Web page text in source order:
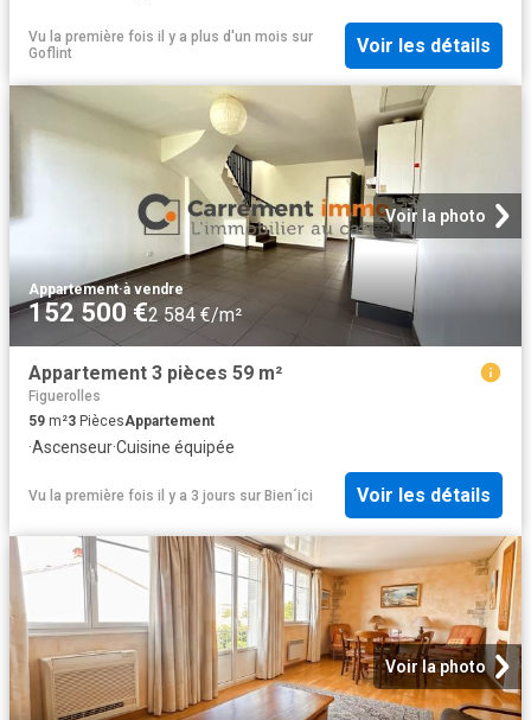
Vu la première fois il y a plus d'un mois sur
Goflint
Voir les détails
Voir la photo
Appartement·à vendre
152 500 €2 584 €/m²
Appartement 3 pièces 59 m²
Figuerolles
59 m²3 PiècesAppartement
·Ascenseur·Cuisine équipée
Vu la première fois il y a 3 jours sur Bien´ici Voir les détails
Voir la photo